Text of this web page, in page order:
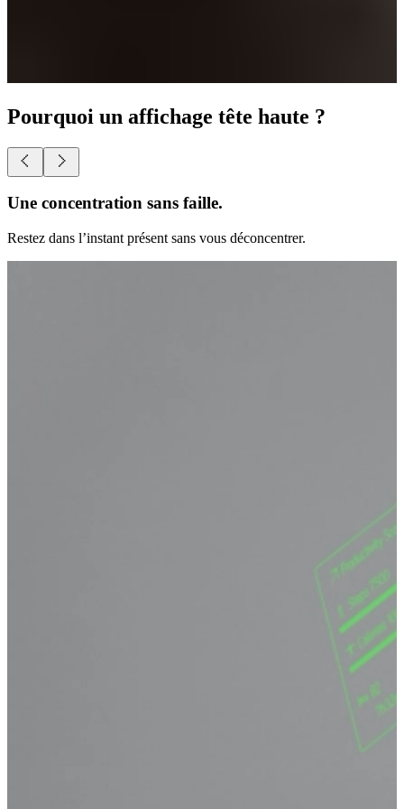
Pourquoi un affichage tête haute ?
Une liberté totale.
Accédez à tout ce qui se trouve devant vos yeux.